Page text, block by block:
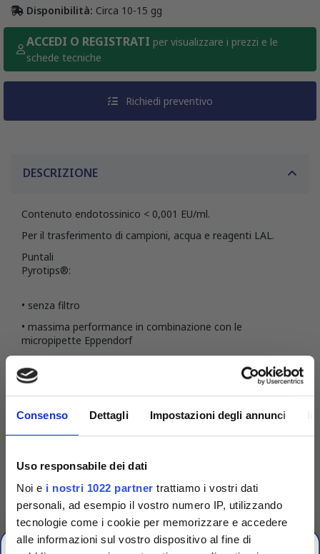
Consenso Dettagli Impostazioni degli annunci
Uso responsabile dei dati
Noi e i nostri 1022 partner trattiamo i vostri dati
personali, ad esempio il vostro numero IP, utilizzando
tecnologie come i cookie per memorizzare e accedere
alle informazioni sul vostro dispositivo al fine di
Disponibilità: Circa 10-15 gg
ACCEDI O REGISTRATI per visualizzare i prezzi e le
schede tecniche
Richiedi preventivo
DESCRIZIONE
Contenuto endotossinico < 0,001 EU/ml.
Per il trasferimento di campioni, acqua e reagenti LAL.
Puntali
Pyrotips®:
• senza filtro
• massima performance in combinazione con le
micropipette Eppendorf
DETTAGLI DEL PRODOTTO